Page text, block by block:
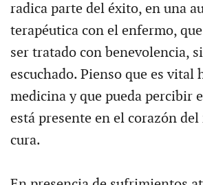
radica parte del éxito, en una
terapéutica con el enfermo,
ser tratado con benevolencia,
escuchado. Pienso que es vital
medicina y que pueda percibir
está presente en el corazón
cura.